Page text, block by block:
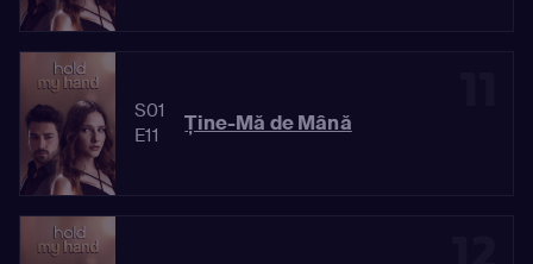
S01
E11
Ține-Mă de Mână